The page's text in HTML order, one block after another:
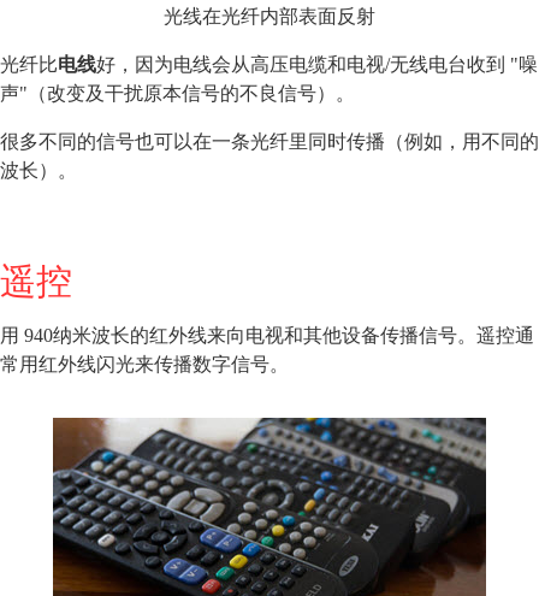
光线在光纤内部表面反射
光纤比电线好，因为电线会从高压电缆和电视/无线电台收到 "噪
声"（改变及干扰原本信号的不良信号）。
很多不同的信号也可以在一条光纤里同时传播（例如，用不同的
波长）。
遥控
用 940纳米波长的红外线来向电视和其他设备传播信号。遥控通
常用红外线闪光来传播数字信号。